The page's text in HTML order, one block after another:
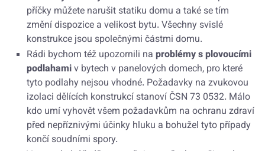
příčky můžete narušit statiku domu a také se tím
změní dispozice a velikost bytu. Všechny svislé
konstrukce jsou společnými částmi domu.
Rádi bychom též upozornili na problémy s plovoucími
podlahamiv bytech v panelových domech, pro které
tyto podlahy nejsou vhodné. Požadavky na zvukovou
izolaci dělících konstrukcí stanoví ČSN 73 0532. Málo
kdo umí vyhovět všem požadavkům na ochranu zdraví
před nepříznivými účinky hluku a bohužel tyto případy
končí soudními spory.